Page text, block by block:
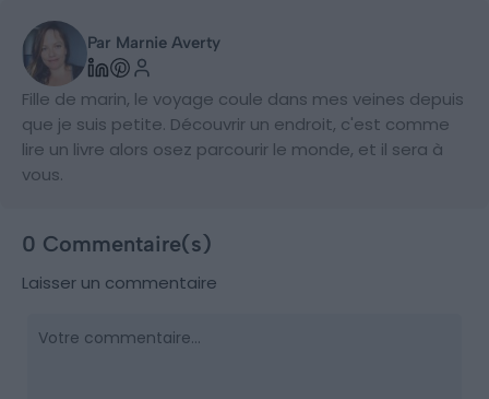
Par Marnie Averty
Fille de marin, le voyage coule dans mes veines depuis
que je suis petite. Découvrir un endroit, c'est comme
lire un livre alors osez parcourir le monde, et il sera à
vous.
0 Commentaire(s)
Laisser un commentaire